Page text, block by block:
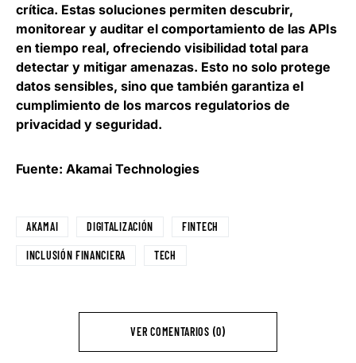
crítica. Estas soluciones permiten descubrir,
monitorear y auditar el comportamiento de las APIs
en tiempo real, ofreciendo visibilidad total para
detectar y mitigar amenazas. Esto no solo protege
datos sensibles, sino que también garantiza el
cumplimiento de los marcos regulatorios de
privacidad y seguridad.
Fuente: Akamai Technologies
AKAMAI DIGITALIZACIÓN FINTECH
INCLUSIÓN FINANCIERA TECH
VER COMENTARIOS (0)